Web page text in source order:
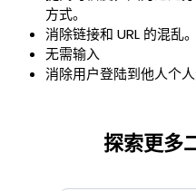
方式。
消除链接和 URL 的混乱。
无需输入
消除用户登陆到他人个
探索更多